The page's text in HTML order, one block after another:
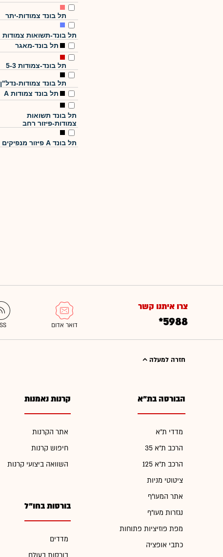
תל בונד צמודות-יתר
תל בונד-תשואות צמודות
תל בונד-מאגר
תל בונד-צמודות 5-3
תל בונד צמודות-נדל"ן
תל בונד צמודות A
תל בונד תשואות
צמודות-פיזור רחב
תל בונד A פיזור מנפיקים
צרו איתנו קשר
*5988
חזרה למעלה
הבורסה בת"א
מדדי ת"א
הרכב ת"א 35
הרכב ת"א 125
ציטוטי מניות
אתר המעו"ף
נגזרות מעו"ף
מפת פוזיציות פתוחות
כתבי אופציה
קרנות נאמנות
אתר הקרנות
חיפוש קרנות
השוואה ביצועי קרנות
בורסות בחו"ל
מדדים